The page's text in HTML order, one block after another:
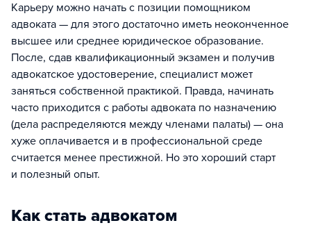
Карьеру можно начать с позиции помощником
адвоката — для этого достаточно иметь неоконченное
высшее или среднее юридическое образование.
После, сдав квалификационный экзамен и получив
адвокатское удостоверение, специалист может
заняться собственной практикой. Правда, начинать
часто приходится с работы адвоката по назначению
(дела распределяются между членами палаты) — она
хуже оплачивается и в профессиональной среде
считается менее престижной. Но это хороший старт
и полезный опыт.
Как стать адвокатом